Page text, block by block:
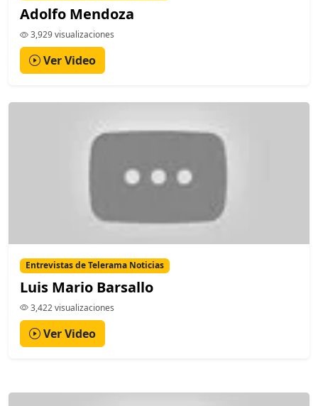
Adolfo Mendoza
3,929 visualizaciones
Ver Video
Entrevistas de Telerama Noticias
Luis Mario Barsallo
3,422 visualizaciones
Ver Video